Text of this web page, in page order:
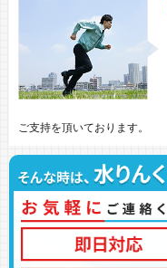
ご支持を頂いております。